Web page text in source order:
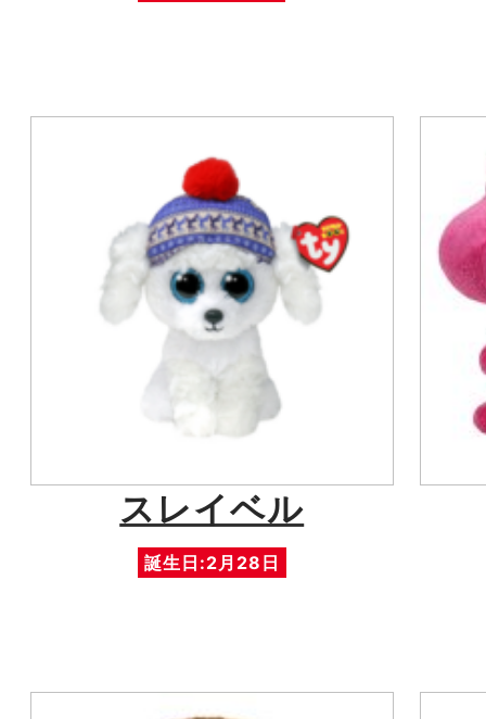
スレイベル
誕生日:2月28日